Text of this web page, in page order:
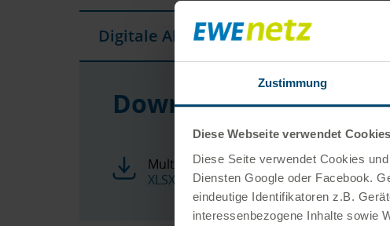
Zustimmung
Diese Webseite verwendet Cookies
Diese Seite verwendet Cookies
Diensten Google oder Facebook.
eindeutige Identifikatoren z.B.
interessenbezogene Inhalte sowie
Digitale Ablesung
Downloads
Multi-Ablesung
XLSX 12 KB